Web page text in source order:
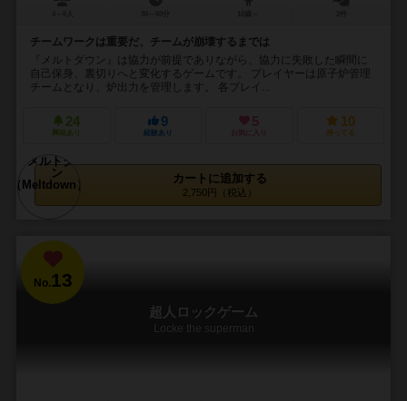
チームワークは重要だ、チームが崩壊するまでは
『メルトダウン』は協力が前提でありながら、協力に失敗した瞬間に
自己保身、裏切りへと変化するゲームです。 プレイヤーは原子炉管理
チームとなり、炉出力を管理します。 各プレイ...
24
興味あり
9
経験あり
5
お気に入り
10
持ってる
カートに追加する
2,750円（税込）
No.13
超人ロックゲーム
Locke the superman